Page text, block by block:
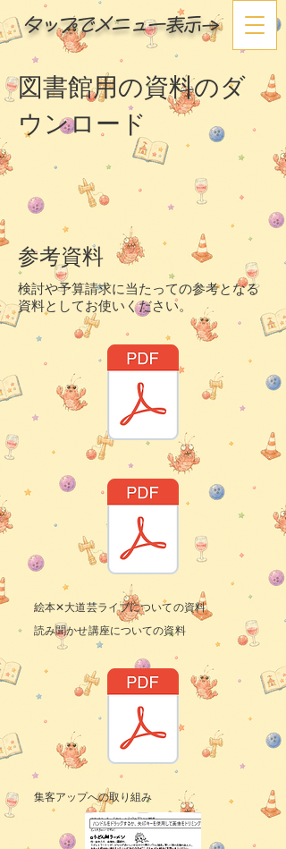
タップでメニュー表示→
図書館用の資料のダ
ウンロード
参考資料
​検討や予算請求に当たっての参考となる
資料としてお使いください。
絵本✕大道芸ライブについての資料
読み聞かせ講座についての資料
​集客アップへの取り組み